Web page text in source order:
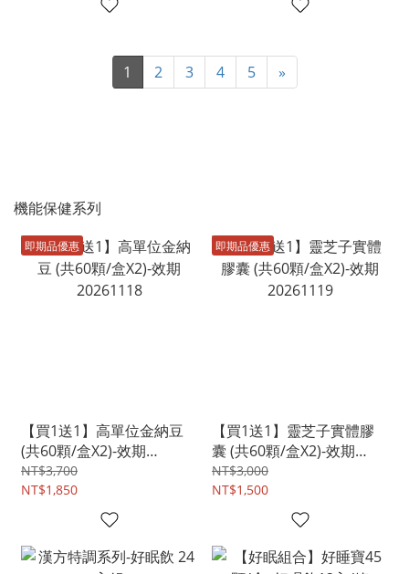
1 2 3 4 5 »
機能保健系列
即期品優惠
【買1送1】高單位金納豆
(共60顆/盒X2)-效期
20261118
NT$3,700
NT$1,850
即期品優惠
【買1送1】靈芝子實體膠
囊 (共60顆/盒X2)-效期
20261119
NT$3,000
NT$1,500